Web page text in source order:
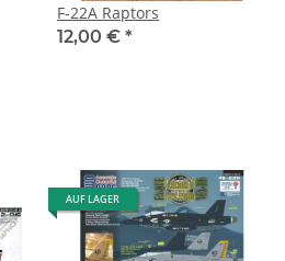
F-22A Raptors
12,00 € *
AUF LAGER